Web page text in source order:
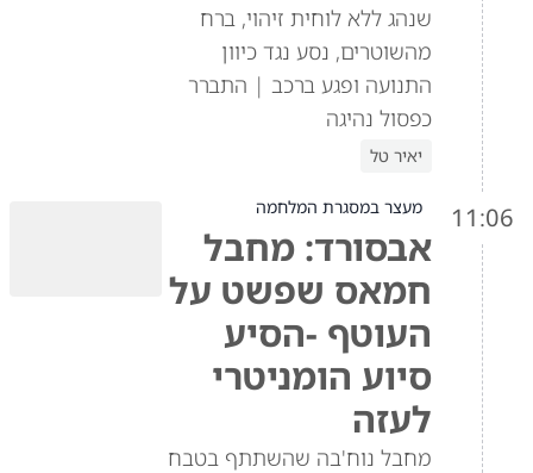
שנהג ללא לוחית זיהוי, ברח
מהשוטרים, נסע נגד כיוון
התנועה ופגע ברכב | התברר
כפסול נהיגה
יאיר טל
11:06 מעצר במסגרת המלחמה
אבסורד: מחבל
חמאס שפשט על
העוטף -הסיע
סיוע הומניטרי
לעזה
מחבל נוח'בה שהשתתף בטבח